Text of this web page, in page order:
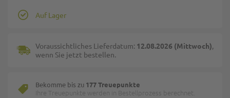
Auf Lager
Voraussichtliches Lieferdatum: 12.08.2026 (Mittwoch),
wenn Sie jetzt bestellen.
Bekomme bis zu 177 Treuepunkte
Ihre Treuepunkte werden in Bestellprozess berechnet.